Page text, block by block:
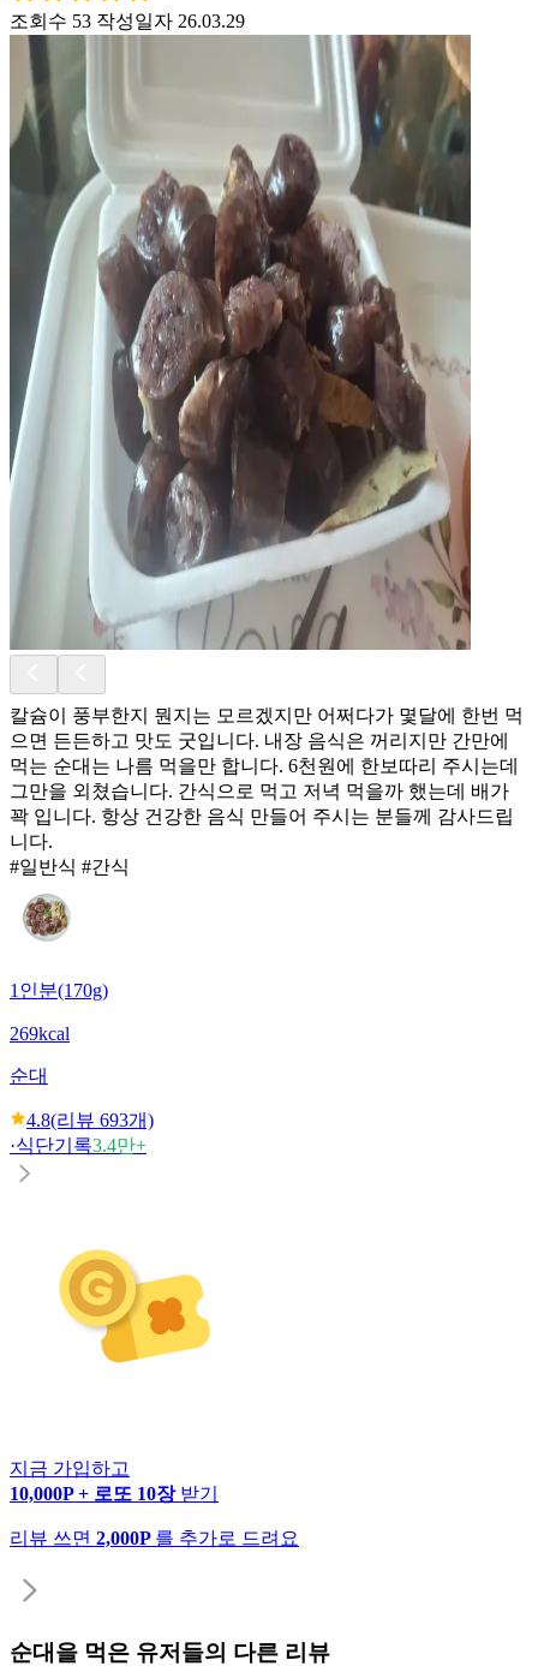
조회수 53 작성일자 26.03.29
칼슘이 풍부한지 뭔지는 모르겠지만 어쩌다가 몇달에 한번 먹
으면 든든하고 맛도 굿입니다. 내장 음식은 꺼리지만 간만에
먹는 순대는 나름 먹을만 합니다. 6천원에 한보따리 주시는데
그만을 외쳤습니다. 간식으로 먹고 저녁 먹을까 했는데 배가
꽉 입니다. 항상 건강한 음식 만들어 주시는 분들께 감사드립
니다.
#일반식 #간식
1인분(170g)
269kcal
순대
4.8(리뷰 693개)
·식단기록3.4만+
지금 가입하고
10,000P + 로또 10장 받기
리뷰 쓰면 2,000P 를 추가로 드려요
순대 을 먹은 유저들의 다른 리뷰